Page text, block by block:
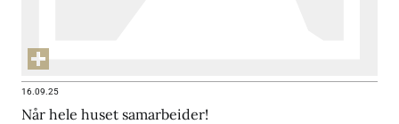
16.09.25
Når hele huset samarbeider!